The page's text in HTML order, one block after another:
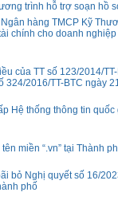
trình hỗ trợ soạn hồ
hàng TMCP Kỹ
chính cho doanh
của TT số 123/2014/
324/2016/TT-BTC ngày
Hệ thống thông tin
miền “.vn” tại Thành
bỏ Nghị quyết số 16/
phố